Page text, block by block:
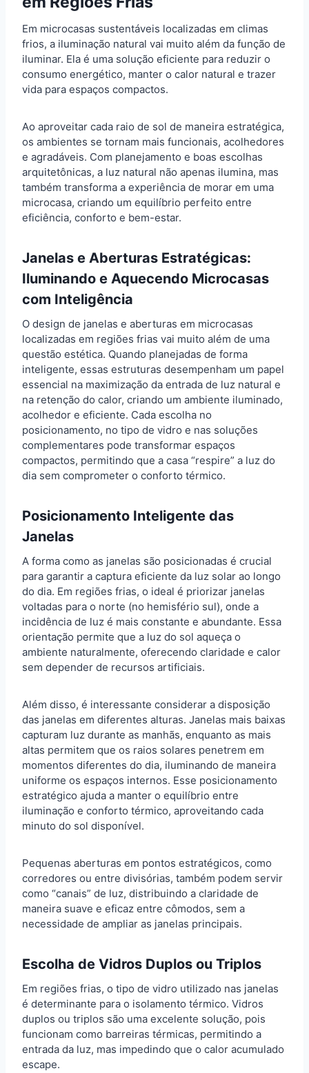
Em microcasas sustentáveis localizadas em climas
frios, a iluminação natural vai muito além da função de
iluminar. Ela é uma solução eficiente para reduzir o
consumo energético, manter o calor natural e trazer
vida para espaços compactos.
Ao aproveitar cada raio de sol de maneira estratégica,
os ambientes se tornam mais funcionais, acolhedores
e agradáveis. Com planejamento e boas escolhas
arquitetônicas, a luz natural não apenas ilumina, mas
também transforma a experiência de morar em uma
microcasa, criando um equilíbrio perfeito entre
eficiência, conforto e bem-estar.
Janelas e Aberturas Estratégicas:
Iluminando e Aquecendo Microcasas
com Inteligência
O design de janelas e aberturas em microcasas
localizadas em regiões frias vai muito além de uma
questão estética. Quando planejadas de forma
inteligente, essas estruturas desempenham um papel
essencial na maximização da entrada de luz natural e
na retenção do calor, criando um ambiente iluminado,
acolhedor e eficiente. Cada escolha no
posicionamento, no tipo de vidro e nas soluções
complementares pode transformar espaços
compactos, permitindo que a casa “respire” a luz do
dia sem comprometer o conforto térmico.
Posicionamento Inteligente das
Janelas
A forma como as janelas são posicionadas é crucial
para garantir a captura eficiente da luz solar ao longo
do dia. Em regiões frias, o ideal é priorizar janelas
voltadas para o norte (no hemisfério sul), onde a
incidência de luz é mais constante e abundante. Essa
orientação permite que a luz do sol aqueça o
ambiente naturalmente, oferecendo claridade e calor
sem depender de recursos artificiais.
Além disso, é interessante considerar a disposição
das janelas em diferentes alturas. Janelas mais baixas
capturam luz durante as manhãs, enquanto as mais
altas permitem que os raios solares penetrem em
momentos diferentes do dia, iluminando de maneira
uniforme os espaços internos. Esse posicionamento
estratégico ajuda a manter o equilíbrio entre
iluminação e conforto térmico, aproveitando cada
minuto do sol disponível.
Pequenas aberturas em pontos estratégicos, como
corredores ou entre divisórias, também podem servir
como “canais” de luz, distribuindo a claridade de
maneira suave e eficaz entre cômodos, sem a
necessidade de ampliar as janelas principais.
Escolha de Vidros Duplos ou Triplos
Em regiões frias, o tipo de vidro utilizado nas janelas
é determinante para o isolamento térmico. Vidros
duplos ou triplos são uma excelente solução, pois
funcionam como barreiras térmicas, permitindo a
entrada da luz, mas impedindo que o calor acumulado
escape.